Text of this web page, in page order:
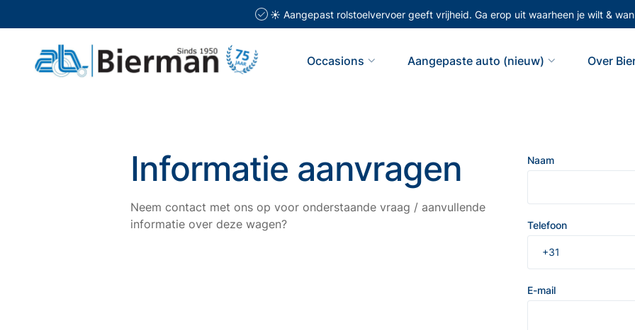
☀️ Aangepast rolstoelvervoer geeft vrijheid. Ga erop uit waarheen je wilt &
Occasions Aangepaste auto (nieuw) Over
Informatie aanvragen
Neem contact met ons op voor onderstaande vraag / aanvullende
informatie over deze wagen?
Naam
Telefoon
E-mail